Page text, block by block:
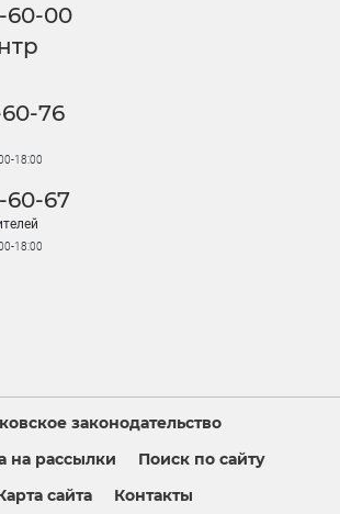
60-00
60-76
18:00
60-67
18:00
законодательство
на рассылки
Поиск по сайту
сайта
Контакты